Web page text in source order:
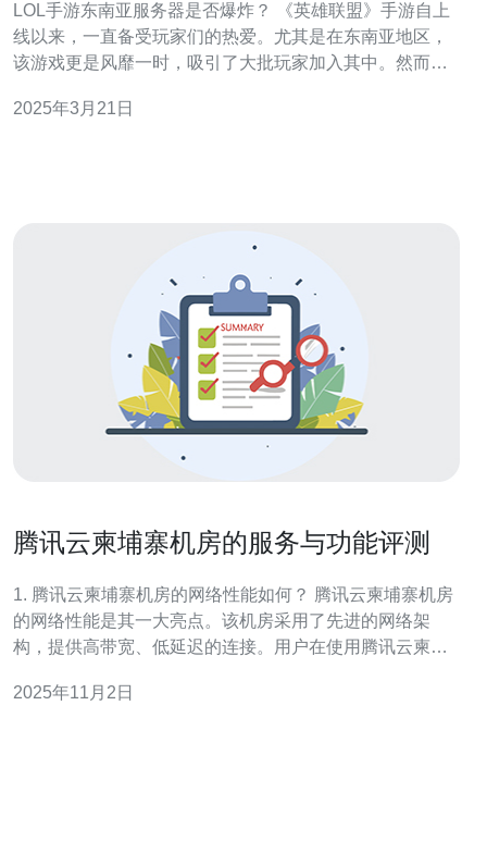
LOL手游东南亚服务器是否爆炸？ 《英雄联盟》手游自上
线以来，一直备受玩家们的热爱。尤其是在东南亚地区，
该游戏更是风靡一时，吸引了大批玩家加入其中。然而，
家们的关注。 据玩家反映，在游戏中经常遭遇服务器延
2025年3月21日
腾讯云柬埔寨机房的服务与功能评测
1. 腾讯云柬埔寨机房的网络性能如何？ 腾讯云柬埔寨机房
的网络性能是其一大亮点。该机房采用了先进的网络架
构，提供高带宽、低延迟的连接。用户在使用腾讯云柬埔
进行大数据传输和实时应用的企业尤为重要。此外，机房
2025年11月2日